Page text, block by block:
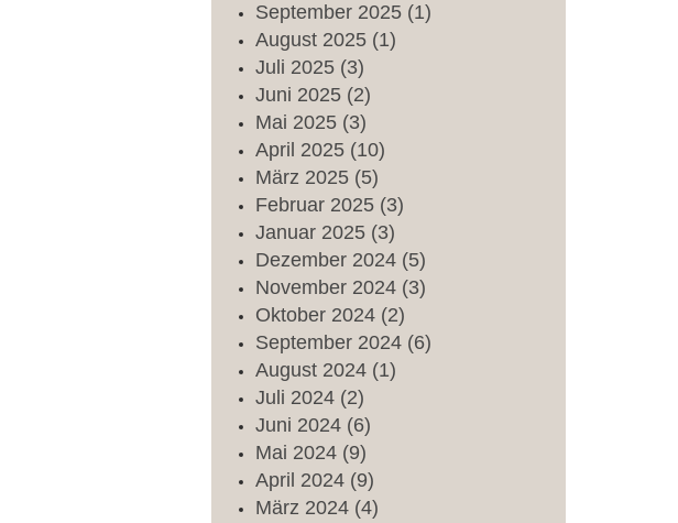
September 2025 (1)
August 2025 (1)
Juli 2025 (3)
Juni 2025 (2)
Mai 2025 (3)
April 2025 (10)
März 2025 (5)
Februar 2025 (3)
Januar 2025 (3)
Dezember 2024 (5)
November 2024 (3)
Oktober 2024 (2)
September 2024 (6)
August 2024 (1)
Juli 2024 (2)
Juni 2024 (6)
Mai 2024 (9)
April 2024 (9)
März 2024 (4)